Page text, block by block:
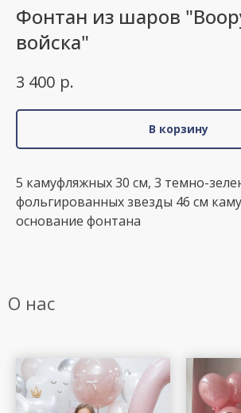
Фонтан из шаров
войска"
3 400 р.
В корзину
5 камуфляжных 30 см, 3 темно-
фольгированных звезды 46 см
основание фонтана
О нас